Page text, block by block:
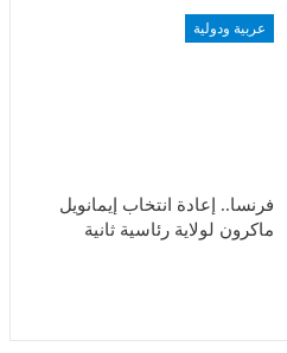
عربية ودولية
فرنسا.. إعادة انتخاب إيمانويل
ماكرون لولاية رئاسية ثانية